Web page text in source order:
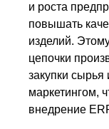
и роста
повышать
изделий.
цепочки
закупки
маркетингом,
внедрение